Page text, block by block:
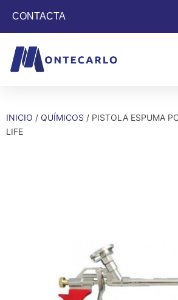
CONTACTA
INICIO / QUÍMICOS / PISTOLA ESPUMA
LIFE